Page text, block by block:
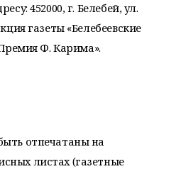
452000, г. Белебей, ул.
газеты «Белебеевские
Ф. Карима».
отпечатаны на
листах (газетные